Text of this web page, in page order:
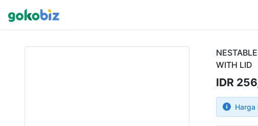
WITH LID
IDR
Harga